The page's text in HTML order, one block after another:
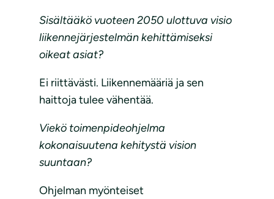
Sisältääkö vuoteen 2050 ulottuva visio
liikennejärjestelmän kehittämiseksi
oikeat asiat?
Ei riittävästi. Liikennemääriä ja sen
haittoja tulee vähentää.
Viekö toimenpideohjelma
kokonaisuutena kehitystä vision
suuntaan?
Ohjelman myönteiset